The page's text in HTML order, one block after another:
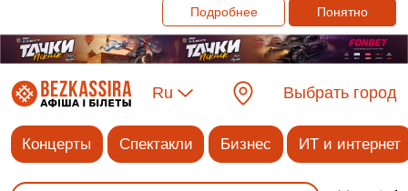
Подробнее
Понятно
Ru Выбрать город
Концерты Спектакли Бизнес ИТ и интернет